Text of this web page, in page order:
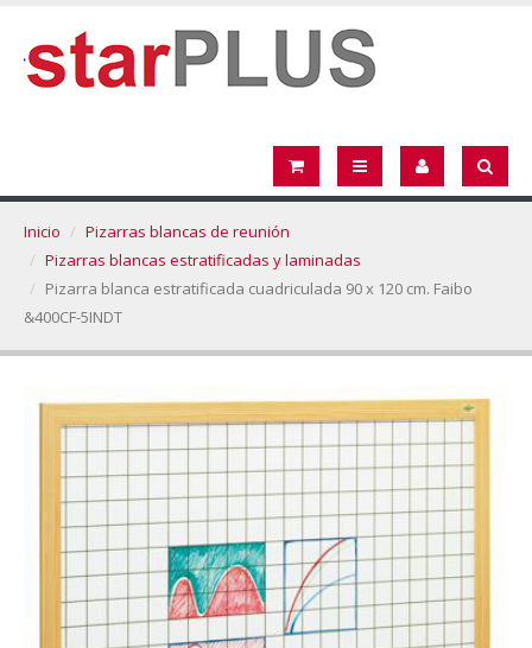
Inicio
Pizarras blancas de reunión
Pizarras blancas estratificadas y laminadas
Pizarra blanca estratificada cuadriculada 90 x 120 cm. Faibo
&400CF-5INDT